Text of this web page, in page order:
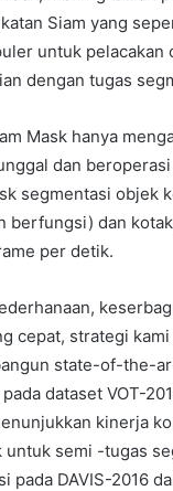
Siam yang
untuk pelacakan
dengan tugas
Mask hanya
dan
segmentasi objek
berfungsi) dan
per detik.
cepat, strategi
state-of-the-
dataset VOT-
kinerja
untuk semi -tugas
pada DAVIS-2016